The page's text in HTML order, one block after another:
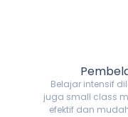
Belajar intensif
juga small class
efektif dan